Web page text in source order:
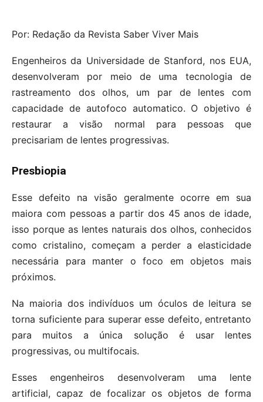
Por: Redação da Revista Saber Viver Mais
Engenheiros da Universidade de Stanford, nos EUA,
desenvolveram por meio de uma tecnologia de
rastreamento dos olhos, um par de lentes com
capacidade de autofoco automatico. O objetivo é
restaurar a visão normal para pessoas que
precisariam de lentes progressivas.
Presbiopia
Esse defeito na visão geralmente ocorre em sua
maiora com pessoas a partir dos 45 anos de idade,
isso porque as lentes naturais dos olhos, conhecidos
como cristalino, começam a perder a elasticidade
necessária para manter o foco em objetos mais
próximos.
Na maioria dos indivíduos um óculos de leitura se
torna suficiente para superar esse defeito, entretanto
para muitos a única solução é usar lentes
progressivas, ou multifocais.
Esses engenheiros desenvolveram uma lente
artificial, capaz de focalizar os objetos de forma